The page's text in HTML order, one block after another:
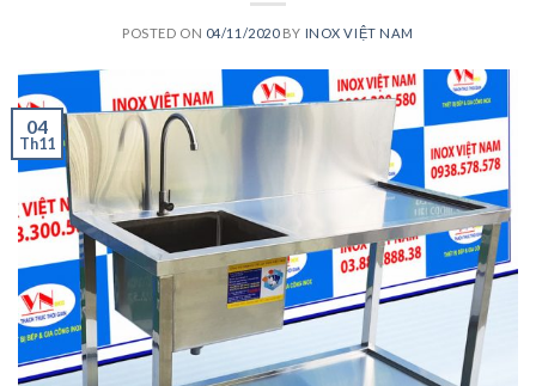
POSTED ON 04/11/2020BY INOX VIỆT NAM
04
Th11